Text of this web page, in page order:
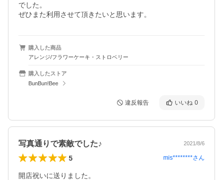
でした。
ぜひまた利用させて頂きたいと思います。
購入した商品
アレンジ/フラワーケーキ・ストロベリー
購入したストア
BunBun!Bee
違反報告 いいね 0
写真通りで素敵でした♪ 2021/8/6
5 mis********さん
開店祝いに送りました。